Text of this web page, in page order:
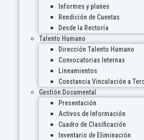
Informes y planes
Rendición de Cuentas
Desde la Rectoría
Talento Humano
Dirección Talento Humano
Convocatorias Internas
Lineamientos
Constancia Vinculación a
Gestión Documental
Presentación
Activos de Información
Cuadro de Clasificación
Inventario de Eliminación